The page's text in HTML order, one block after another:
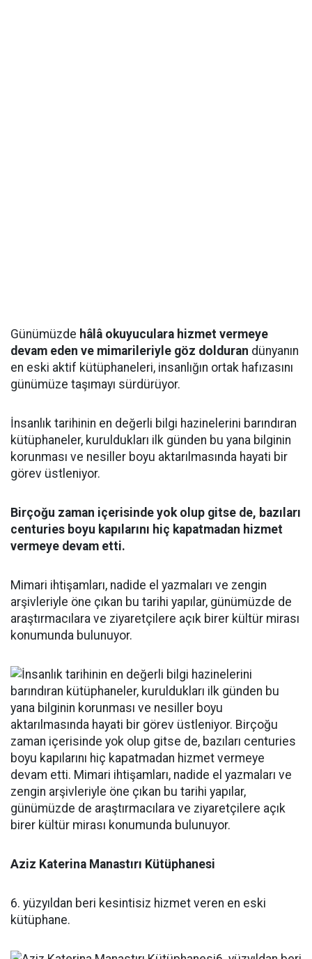
Günümüzde hâlâ okuyuculara hizmet vermeye
devam eden ve mimarileriyle göz dolduran dünyanın
en eski aktif kütüphaneleri, insanlığın ortak hafızasını
günümüze taşımayı sürdürüyor.
İnsanlık tarihinin en değerli bilgi hazinelerini barındıran
kütüphaneler, kuruldukları ilk günden bu yana bilginin
korunması ve nesiller boyu aktarılmasında hayati bir
görev üstleniyor.
Birçoğu zaman içerisinde yok olup gitse de, bazıları
centuries boyu kapılarını hiç kapatmadan hizmet
vermeye devam etti.
Mimari ihtişamları, nadide el yazmaları ve zengin
arşivleriyle öne çıkan bu tarihi yapılar, günümüzde de
araştırmacılara ve ziyaretçilere açık birer kültür mirası
konumunda bulunuyor.
Aziz Katerina Manastırı Kütüphanesi
6. yüzyıldan beri kesintisiz hizmet veren en eski
kütüphane.